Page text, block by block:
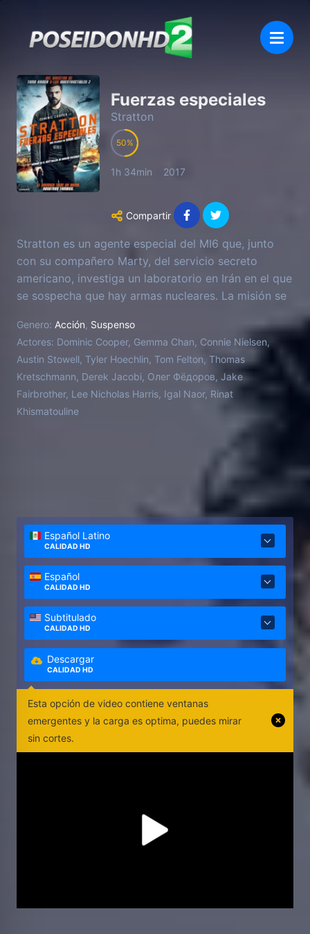
Fuerzas especiales
Stratton
50
1h 34min 2017
Compartir
Stratton es un agente especial del MI6 que, junto
con su compañero Marty, del servicio secreto
americano, investiga un laboratorio en Irán en el que
se sospecha que hay armas nucleares. La misión se
asesinado. De vuelta a la base, Stratton es
encomendado la misión de encontrar a los
miembros de una célula terrorista que pretende usar
armas químicas.
Genero: Acción, Suspenso
Actores: Dominic Cooper, Gemma Chan, Connie Nielsen,
Austin Stowell, Tyler Hoechlin, Tom Felton, Thomas
Kretschmann, Derek Jacobi, Олег Фёдоров, Jake
Fairbrother, Lee Nicholas Harris, Igal Naor, Rinat
Khismatouline
Español Latino
CALIDAD HD
Español
CALIDAD HD
Subtitulado
CALIDAD HD
Descargar
CALIDAD HD
Esta opción de video contiene ventanas
emergentes y la carga es optima, puedes mirar
sin cortes.